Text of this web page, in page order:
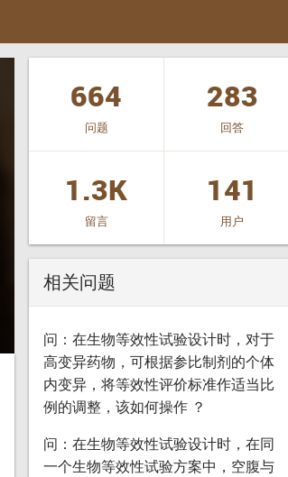
664
问题
283
回答
1.3K
留言
141
用户
相关问题
问：在生物等效性试验设计时，对于
高变异药物，可根据参比制剂的个体
内变异，将等效性评价标准作适当比
例的调整，该如何操作 ？
问：在生物等效性试验设计时，在同
一个生物等效性试验方案中，空腹与